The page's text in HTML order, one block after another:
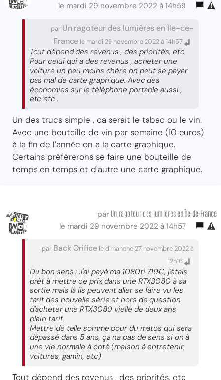
le mardi 29 novembre 2022 à 14h59
par Un ragoteur des lumières en Île-de-
France le mardi 29 novembre 2022 à 14h57
Tout dépend des revenus , des priorités, etc
Pour celui qui a des revenus , acheter une
voiture un peu moins chère on peut se payer
pas mal de carte graphique. Avec des
économies sur le téléphone portable aussi ,
etc etc .
Un des trucs simple , ca serait le tabac ou le vin.
Avec une bouteille de vin par semaine (10 euros)
à la fin de l'année on a la carte graphique.
Certains préférerons se faire une bouteille de
temps en temps et d'autre une carte graphique.
par Un ragoteur des lumières en Île-de-France
le mardi 29 novembre 2022 à 14h57
par Back Orifice le dimanche 27 novembre 2022 à
12h16
Du bon sens : J'ai payé ma 1080ti 719€, j'étais
prêt à mettre ce prix dans une RTX3080 à sa
sortie mais là ils peuvent aller se faire vu les
tarif des nouvelle série et hors de question
d'acheter une RTX3080 vielle de deux ans
plein tarif.
Mettre de telle somme pour du matos qui sera
dépassé dans 5 ans, ça na pas de sens si on à
une vie normale à coté (maison à entretenir,
voitures, gamin, etc)
Tout dépend des revenus , des priorités, etc